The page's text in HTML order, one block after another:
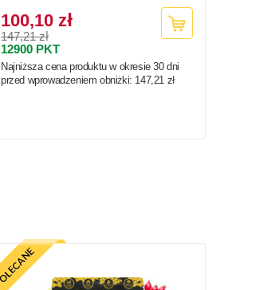
100,10 zł
147,21 zł
12900 PKT
Najniższa cena produktu w okresie 30 dni
przed wprowadzeniem obniżki: 147,21 zł